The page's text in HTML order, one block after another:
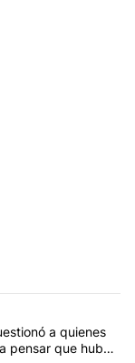
en los
a Jorge
a quienes
pensar que hubo